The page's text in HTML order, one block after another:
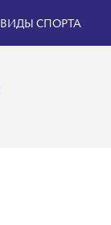
ВИДЫ СПОРТА